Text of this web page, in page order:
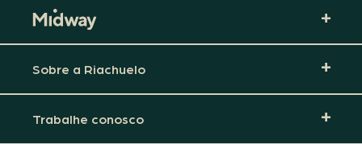
Sobre a Riachuelo
Trabalhe conosco